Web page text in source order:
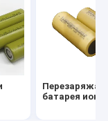
батарея иона